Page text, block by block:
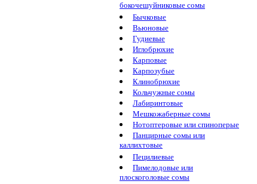
бокочешуйниковые сомы
Бычковые
Вьюновые
Гудиевые
Иглобрюхие
Карповые
Карпозубые
Клинобрюхие
Кольчужные сомы
Лабиринтовые
Мешкожаберные сомы
Нотоптеровые или спиноперые
Панцирные сомы или
каллихтовые
Пецилиевые
Пимелодовые или
плоскоголовые сомы